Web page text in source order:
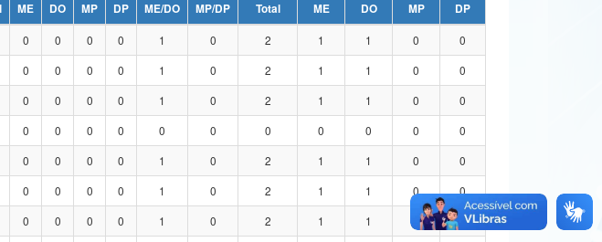
ME DO MP DP ME/DO MP/DP Total ME DO MP
DP
0 0 0 0 1 0 2 1 1 0
0
0 0 0 0 1 0 2 1 1 0
0
0 0 0 0 1 0 2 1 1 0
0
0 0 0 0 0 0 0 0 0 0
0
0 0 0 0 1 0 2 1 1 0
0
0 0 0 0 1 0 2 1 1 0
0
0 0 0 0 1 0 2 1 1
0